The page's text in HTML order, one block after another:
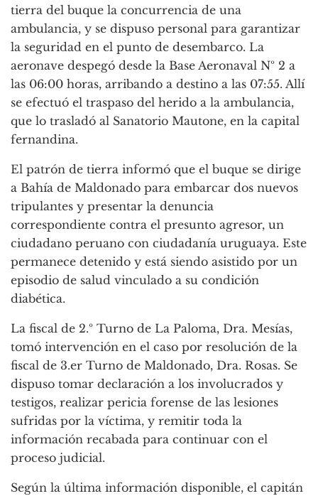
tierra del buque la concurrencia de una
ambulancia, y se dispuso personal para garantizar
la seguridad en el punto de desembarco. La
aeronave despegó desde la Base Aeronaval Nº 2 a
las 06:00 horas, arribando a destino a las 07:55. Allí
se efectuó el traspaso del herido a la ambulancia,
que lo trasladó al Sanatorio Mautone, en la capital
fernandina.
El patrón de tierra informó que el buque se dirige
a Bahía de Maldonado para embarcar dos nuevos
tripulantes y presentar la denuncia
correspondiente contra el presunto agresor, un
ciudadano peruano con ciudadanía uruguaya. Este
permanece detenido y está siendo asistido por un
episodio de salud vinculado a su condición
diabética.
La fiscal de 2.º Turno de La Paloma, Dra. Mesías,
tomó intervención en el caso por resolución de la
fiscal de 3.er Turno de Maldonado, Dra. Rosas. Se
dispuso tomar declaración a los involucrados y
testigos, realizar pericia forense de las lesiones
sufridas por la víctima, y remitir toda la
información recabada para continuar con el
proceso judicial.
Según la última información disponible, el capitán